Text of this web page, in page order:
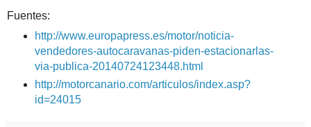
Fuentes:
http://www.europapress.es/motor/noticia-
vendedores-autocaravanas-piden-estacionarlas-
via-publica-20140724123448.html
http://motorcanario.com/articulos/index.asp?
id=24015